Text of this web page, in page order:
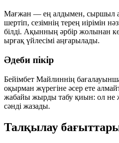
Мағжан — ең алдымен, сыршыл
шертіп, сезімнің терең иірімін
білді. Ақынның әрбір жолынан
ырғақ үйлесімі аңғарылады.
Әдеби пікір
Бейімбет Майлиннің
оқырман жүрегіне әсер ете
жабайы жырды табу қиын: ол не
сәнді жазады.
Талқылау